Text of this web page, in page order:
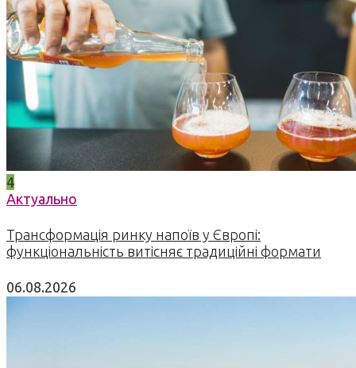
4
Актуально
Трансформація ринку напоїв у Європі:
функціональність витісняє традиційні формати
06.08.2026